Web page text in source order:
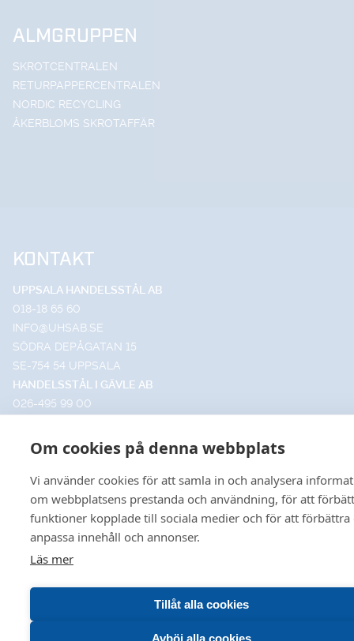
Om cookies på denna webbplats
Vi använder cookies för att samla in och analysera
om webbplatsens prestanda och användning, för att
funktioner kopplade till sociala medier och för att förbättra
anpassa innehåll och annonser.
Läs mer
Tillåt alla cookies
Avböj alla cookies
VÅR HEMSIDA ANVÄNDER COOKIES FÖR
ANVÄNDBARHET OCH ÖKAD RELEVANS INOM
ALMGRUPPEN
SKROTCENTRALEN
RETURPAPPERCENTRALEN
NORDIC RECYCLING
ÅKERBLOMS SKROTAFFÄR
KONTAKT
UPPSALA HANDELSSTÅL AB
018-18 65 60
INFO@UHSAB.SE
SÖDRA DEPÅGATAN 15
SE-754 54 UPPSALA
HANDELSSTÅL I GÄVLE AB
026-495 99 00
TRUTVÄGEN 4
© 2026 Uppsala • Gävle
Leveransvillkor